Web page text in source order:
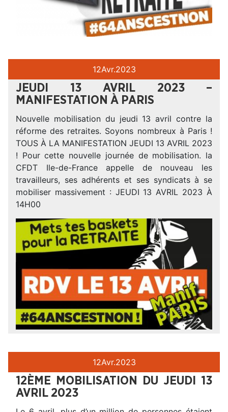
12Avr.2023
JEUDI 13 AVRIL 2023 –
MANIFESTATION À PARIS
Nouvelle mobilisation du jeudi 13 avril contre la
réforme des retraites. Soyons nombreux à Paris !
TOUS À LA MANIFESTATION JEUDI 13 AVRIL 2023
! Pour cette nouvelle journée de mobilisation. la
CFDT Ile-de-France appelle de nouveau les
travailleurs, ses adhérents et ses syndicats à se
mobiliser massivement : JEUDI 13 AVRIL 2023 À
14H00
12Avr.2023
12ÈME MOBILISATION DU JEUDI 13
AVRIL 2023